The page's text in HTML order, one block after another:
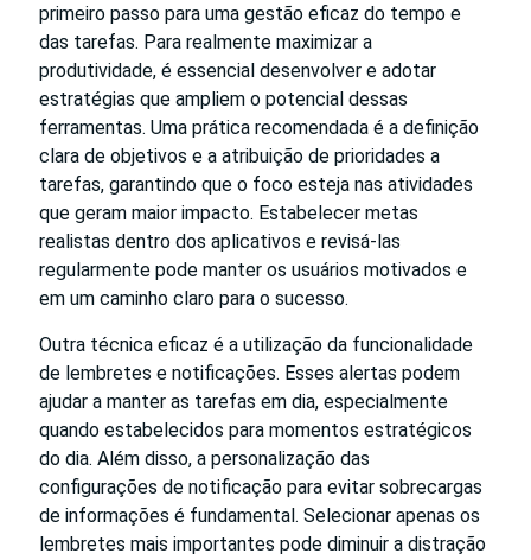
primeiro passo para uma gestão eficaz do tempo e
das tarefas. Para realmente maximizar a
produtividade, é essencial desenvolver e adotar
estratégias que ampliem o potencial dessas
ferramentas. Uma prática recomendada é a definição
clara de objetivos e a atribuição de prioridades a
tarefas, garantindo que o foco esteja nas atividades
que geram maior impacto. Estabelecer metas
realistas dentro dos aplicativos e revisá-las
regularmente pode manter os usuários motivados e
em um caminho claro para o sucesso.
Outra técnica eficaz é a utilização da funcionalidade
de lembretes e notificações. Esses alertas podem
ajudar a manter as tarefas em dia, especialmente
quando estabelecidos para momentos estratégicos
do dia. Além disso, a personalização das
configurações de notificação para evitar sobrecargas
de informações é fundamental. Selecionar apenas os
lembretes mais importantes pode diminuir a distração